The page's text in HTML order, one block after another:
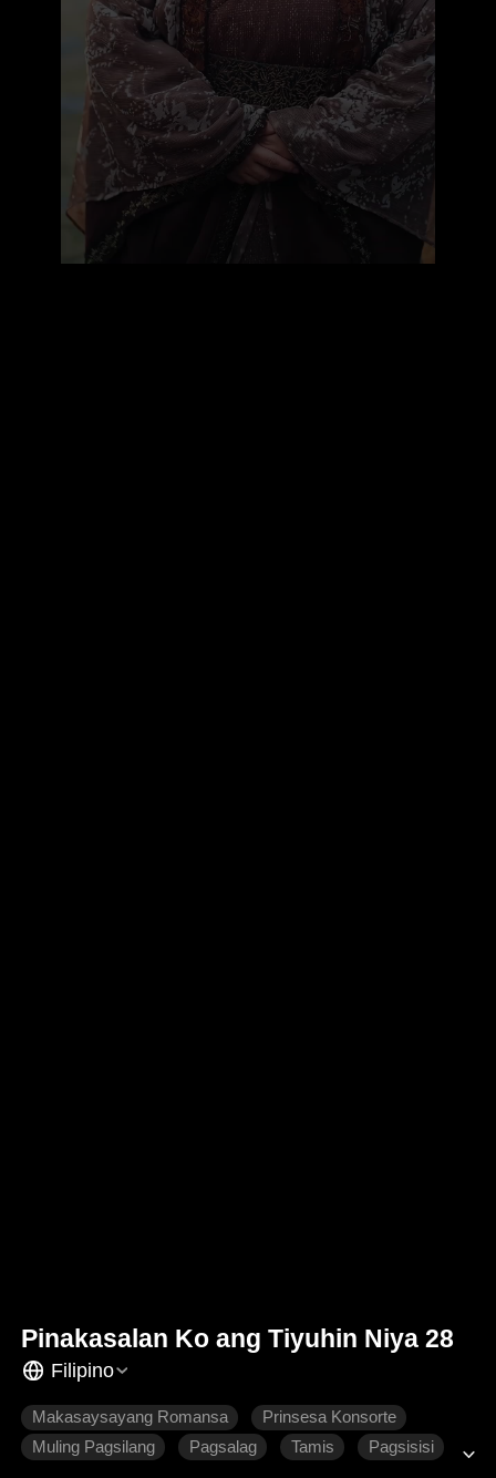
Pinakasalan Ko ang Tiyuhin Niya 28
Filipino
Makasaysayang Romansa
Prinsesa Konsorte
Muling Pagsilang
Pagsalag Tamis
Pagsisisi